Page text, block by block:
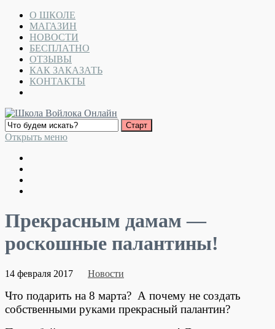
О ШКОЛЕ
МАГАЗИН
НОВОСТИ
БЕСПЛАТНО
ОТЗЫВЫ
КАК ЗАКАЗАТЬ
КОНТАКТЫ
Открыть меню
Прекрасным дамам —
роскошные палантины!
14 февраля 2017 Новости
Что подарить на 8 марта? А почему не создать
собственными руками прекрасный палантин?